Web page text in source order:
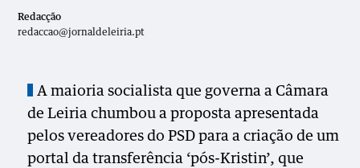
Redacção
redaccao@jornaldeleiria.pt
A maioria socialista que governa a Câmara
de Leiria chumbou a proposta apresentada
pelos vereadores do PSD para a criação de um
portal da transferência ‘pós-Kristin’, que